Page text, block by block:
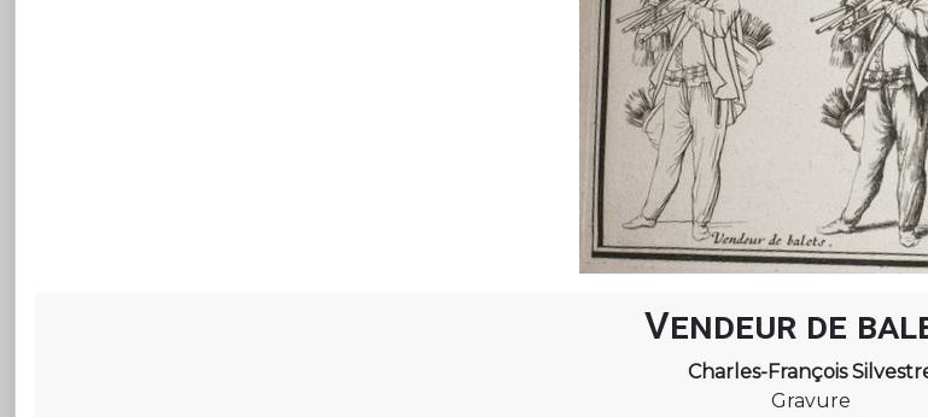
Vendeur de
Charles-François
Gravure